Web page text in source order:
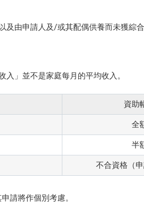
由申請人及/或其配偶供養而未獲綜合
」並不是家庭每月的平均收入。
資助
全
半
不合資格（申
請將作個別考慮。